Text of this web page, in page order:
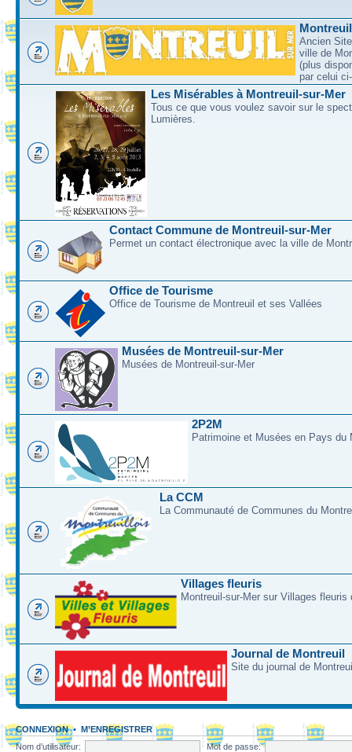
Ancien
ville de
(plus
par celui
Les Misérables à Montreuil-sur-Mer
Tous ce que vous voulez savoir sur le
Lumières.
Contact Commune de Montreuil-sur-Mer
Permet un contact électronique avec la ville de
Office de Tourisme
Office de Tourisme de Montreuil et ses Vallées
Musées de Montreuil-sur-Mer
Musées de Montreuil-sur-Mer
2P2M
Patrimoine et Musées en Pays du
La CCM
La Communauté de Communes du
Villages fleuris
Montreuil-sur-Mer sur Villages fleuris
Journal de Montreuil
Site du journal de
CONNEXION• M’ENREGISTRER
Nom d’utilisateur:
Mot de passe: